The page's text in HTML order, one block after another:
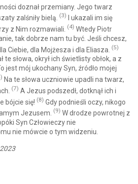
doznał przemiany. Jego twarz
zalśniły bielą. (3)
I ukazali im się
z Nim rozmawiali. (4) Wtedy Piotr
tak dobrze nam tu być. Jeśli chcesz,
Ciebie, dla Mojżesza i dla Eliasza. (5)
te słowa, okrył ich świetlisty obłok, a z
jest mój ukochany Syn, źródło mojej
Na te słowa uczniowie upadli na twarz,
(7) A Jezus podszedł, dotknął ich i
bójcie się! (8) Gdy podnieśli oczy, nikogo
Jezusem. (9) W drodze powrotnej z
Syn Człowieczy nie
nie mówcie o tym widzeniu.